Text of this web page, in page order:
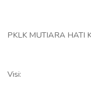
PKLK MUTIARA HATI
Visi: